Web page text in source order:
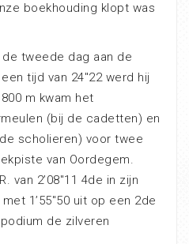
boekhouding klopt was
tweede dag aan de
tijd van 24″22 werd hij
m kwam het
(bij de cadetten) en
scholieren) voor twee
van Oordegem.
van 2’08″11 4de in zijn
1’55″50 uit op een 2de
de zilveren